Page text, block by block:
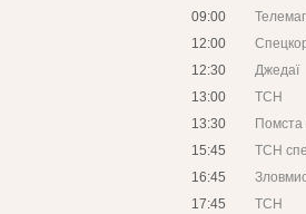
09:00
12:00
12:30
Джедаї
13:00
ТСН
13:30
Помста
15:45
ТСН
16:45
17:45
ТСН